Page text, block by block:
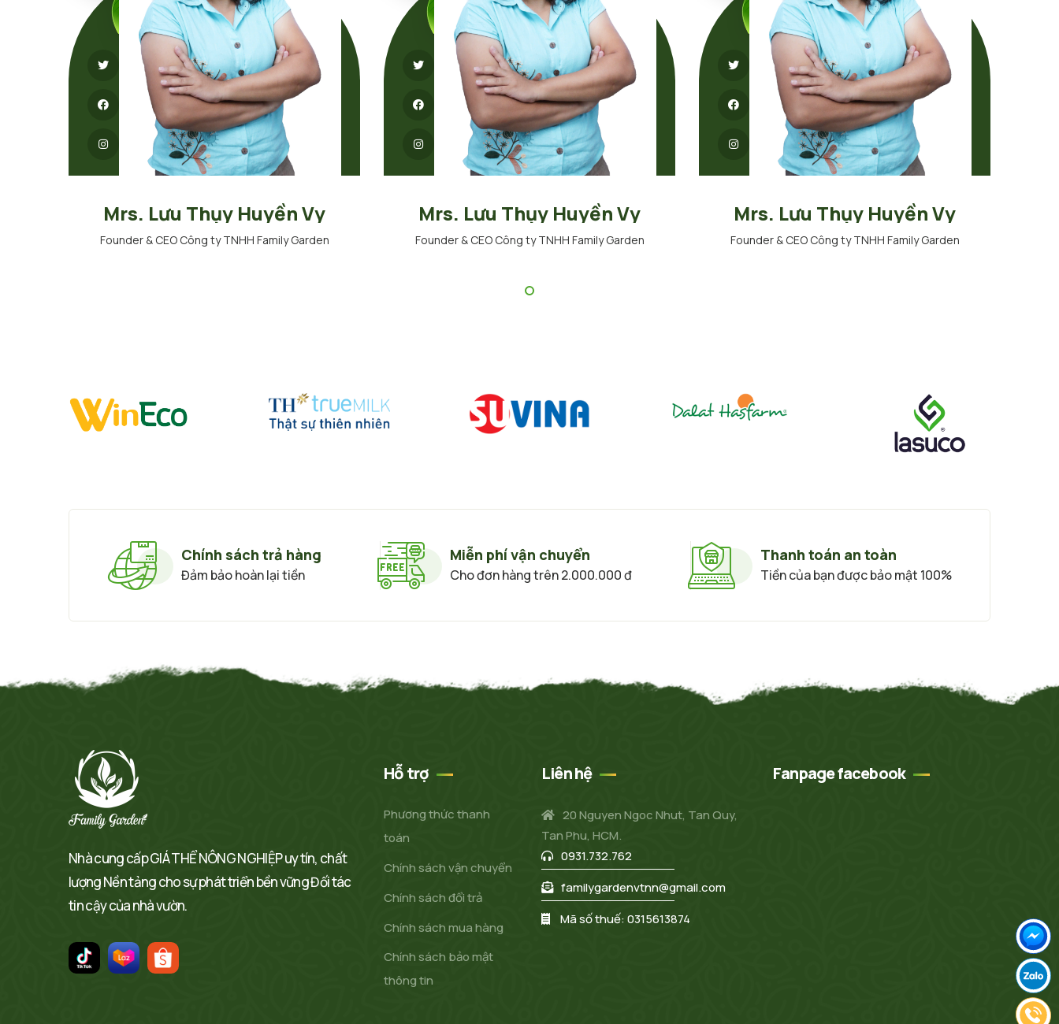
Mrs. Lưu Thụy Huyền Vy
Founder & CEO Công ty TNHH Family Garden
Mrs. Lưu Thụy Huyền Vy
Founder & CEO Công ty TNHH Family Garden
Mrs. Lưu Thụy Huyền Vy
Founder & CEO Công ty TNHH Family Garden
Chính sách trả hàng
Đảm bảo hoàn lại tiền
Miễn phí vận chuyển
Cho đơn hàng trên 2.000.000 đ
Thanh toán an toàn
Tiền của bạn được bảo mật 100%
Nhà cung cấp GIÁ THỂ NÔNG NGHIỆP uy tín, chất
lượng Nền tảng cho sự phát triển bền vững Đối tác
tin cậy của nhà vườn.
Hỗ trợ
Phương thức thanh
toán
Chính sách vận chuyển
Chính sách đổi trả
Chính sách mua hàng
Chính sách bảo mật
thông tin
Liên hệ
20 Nguyen Ngoc Nhut, Tan Quy,
Tan Phu, HCM.
0931.732.762
familygardenvtnn@gmail.com
Mã số thuế: 0315613874
Fanpage facebook